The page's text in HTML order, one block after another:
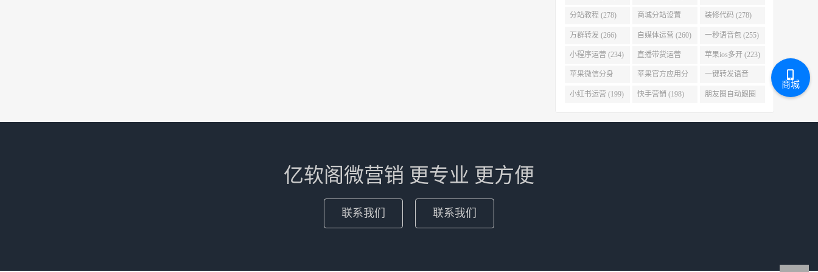
(280)
分站教程 (278) 商城分站设置
(278)
装修代码 (278)
万群转发 (266) 自媒体运营 (260) 一秒语音包 (255)
小程序运营 (234) 直播带货运营
(227)
苹果ios多开 (223)
苹果微信分身
(223)
苹果官方应用分
身 (219)
一键转发语音
(219)
小红书运营 (199) 快手营销 (198) 朋友圈自动跟圈
亿软阁微营销 更专业 更方便
联系我们 联系我们
商城